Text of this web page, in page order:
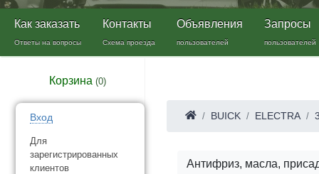
Как заказать
Ответы на вопросы
Контакты
Схема проезда
Объявления
пользователей
Запросы
пользователей
Корзина (0)
Вход
Для
зарегистрированных
клиентов
BUICK ELECTRA
Антифриз, масла,